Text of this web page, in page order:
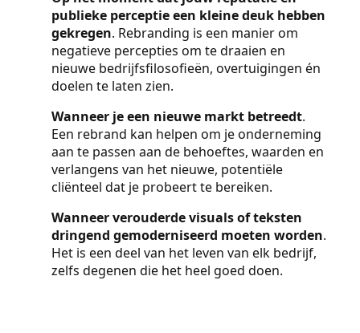
publieke perceptie een kleine deuk hebben
gekregen. Rebranding is een manier om
negatieve percepties om te draaien en
nieuwe bedrijfsfilosofieën, overtuigingen én
doelen te laten zien.
Wanneer je een nieuwe markt betreedt.
Een rebrand kan helpen om je onderneming
aan te passen aan de behoeftes, waarden en
verlangens van het nieuwe, potentiële
cliënteel dat je probeert te bereiken.
Wanneer verouderde visuals of teksten
dringend gemoderniseerd moeten worden.
Het is een deel van het leven van elk bedrijf,
zelfs degenen die het heel goed doen.